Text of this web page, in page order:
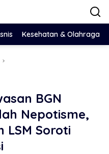
Kesehatan & Olahraga
BGN
Nepotisme,
LSM Soroti